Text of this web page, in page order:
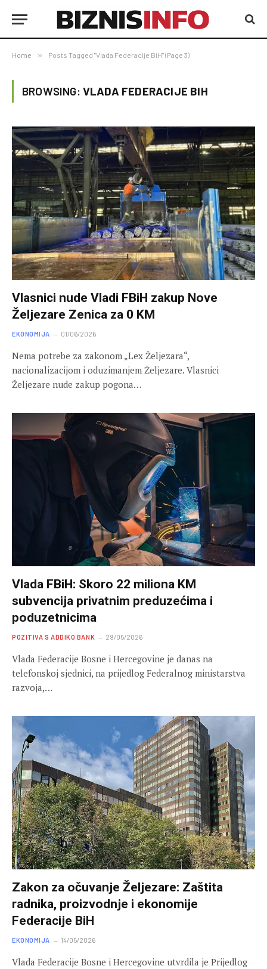
Home » Posts Tagged "Vlada Federacije BiH" (Page 3)
BROWSING: VLADA FEDERACIJE BIH
Vlasnici nude Vladi FBiH zakup Nove
Željezare Zenica za 0 KM
EKONOMIJA 01/06/2026
Nema potrebe za zakonom „Lex Željezara“,
nacionalizacijom i oduzimanjem Željezare. Vlasnici
Željezare nude zakup pogona…
Vlada FBiH: Skoro 22 miliona KM
subvencija privatnim preduzećima i
poduzetnicima
POZITIVA S ADDIKO BANK 29/05/2026
Vlada Federacije Bosne i Hercegovine je danas na
telefonskoj sjednici, na prijedlog Federalnog ministarstva
razvoja,…
Zakon za očuvanje Željezare: Zaštita
radnika, proizvodnje i ekonomije
Federacije BiH
EKONOMIJA 14/05/2026
Vlada Federacije Bosne i Hercegovine utvrdila je Prijedlog